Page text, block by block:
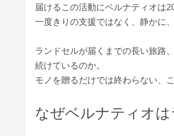
届けるこの活動にベルナティオは
一度きりの支援ではなく、静かに
ランドセルが届くまでの長い旅路
続けているのか。
モノを贈るだけでは終わらない、
なぜベルナティオ